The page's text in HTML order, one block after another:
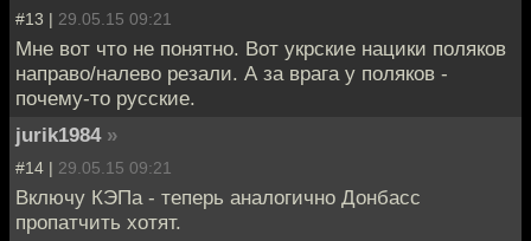
#13 | 29.05.15 09:21
Мне вот что не понятно. Вот укрские нацики поляков
направо/налево резали. А за врага у поляков -
почему-то русские.
jurik1984 »
#14 | 29.05.15 09:21
Включу КЭПа - теперь аналогично Донбасс
пропатчить хотят.